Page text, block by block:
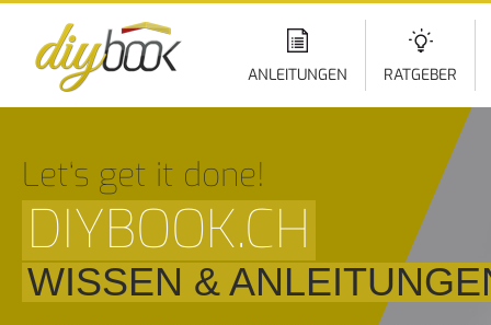
ANLEITUNGEN RATGEBER
Let‘s get it done!
DIYBOOK.CH
WISSEN &